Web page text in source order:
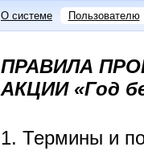
О системе Пользователю
ПРАВИЛА
АКЦИИ «Год
1. Термины и